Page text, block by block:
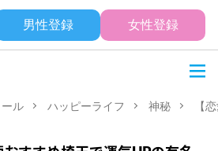
男性登録 女性登録
ル ハッピーライフ 神秘 【